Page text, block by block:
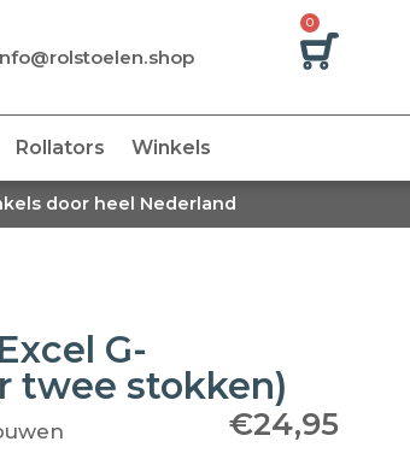
0
Rollators Winkels
door heel Nederland
G-
twee stokken)
€24,95